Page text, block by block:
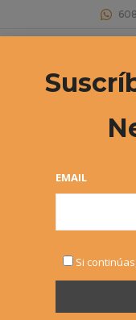
Buscar:
Archivos
EMAIL
Si